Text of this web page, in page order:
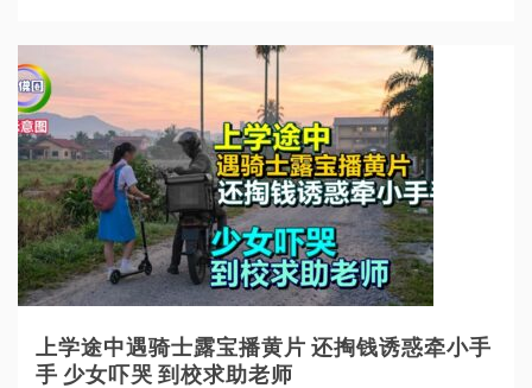
上学途中遇骑士露宝播黄片 还掏钱诱惑牵小手
手 少女吓哭 到校求助老师